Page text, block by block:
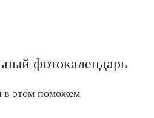
фотокалендарь
этом поможем